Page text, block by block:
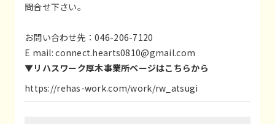
問合せ下さい。
お問い合わせ先：046-206-7120
E mail:connect.hearts0810@gmail.com
▼リハスワーク厚木事業所ページはこちらから
https://rehas-work.com/work/rw_atsugi